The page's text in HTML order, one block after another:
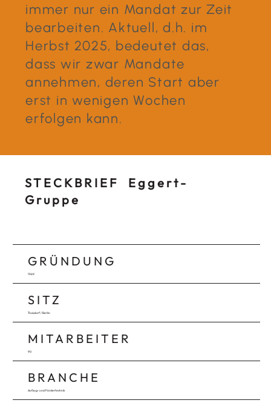
immer nur ein Mandat zur Zeit
bearbeiten. Aktuell, d.h. im
Herbst 2025, bedeutet das,
dass wir zwar Mandate
annehmen, deren Start aber
erst in wenigen Wochen
erfolgen kann.
STECKBRIEF Eggert-
Gruppe
GRÜNDUNG
1969
SITZ
Troisdorf / Berlin
MITARBEITER
90
BRANCHE
Aufzug- und Fördertechnik